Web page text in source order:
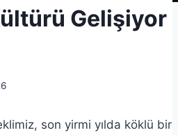
Gelişiyor
son yirmi yılda köklü bir